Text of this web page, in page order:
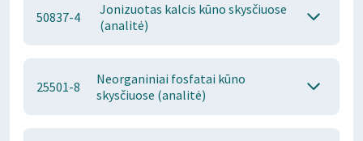
50837-4
Jonizuotas kalcis kūno skysčiuose
(analitė)
25501-8
Neorganiniai fosfatai kūno
skysčiuose (analitė)